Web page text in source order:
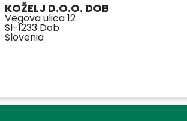
KOŽELJ D.O.O. DOB
Vegova ulica 12
SI-1233 Dob
Slovenia